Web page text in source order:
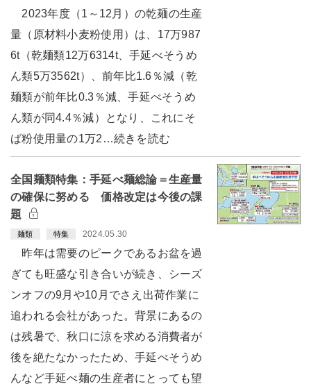
2023年度（1～12月）の乾麺の生産
量（原材料小麦粉使用）は、17万987
6t（乾麺類12万6314t、手延べそうめ
ん類5万3562t）、前年比1.6％減（乾
麺類が前年比0.3％減、手延べそうめ
ん類が同4.4％減）となり、これにそ
ば粉使用量の1万2…続きを読む
全国麺類特集：手延べ麺総論＝生産量
の確保に努める 価格改定は今後の課
題
麺類 特集 2024.05.30
昨年は需要のピークであるお盆を過
ぎても旺盛な引き合いが続き、シーズ
ンオフの9月や10月でさえ出荷作業に
追われる会社があった。背景にあるの
は残暑で、秋口に涼を求める消費者が
後を絶たなかったため、手延べそうめ
んなど手延べ麺の生産者にとっても望